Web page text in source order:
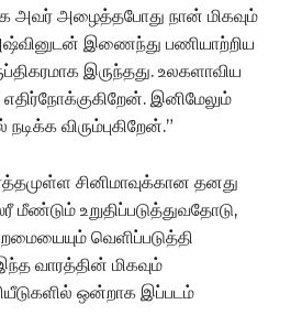
அவர் அழைத்தபோது நான் மிகவும்
இணைந்து பணியாற்றிய
இருந்தது. உலகளாவிய
இனிமேலும்
விரும்புகிறேன்.”
சினிமாவுக்கான தனது
உறுதிப்படுத்துவதோடு,
வெளிப்படுத்தி
வாரத்தின் மிகவும்
ஒன்றாக இப்படம்